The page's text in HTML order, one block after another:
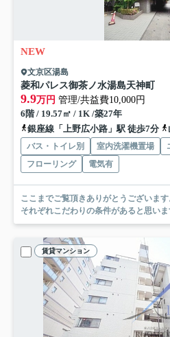
NEW
文京区湯島
菱和パレス御茶ノ水湯島天神町
9.9万円 管理/共益費10,000円
6階 / 19.57㎡ / 1K /築27年
銀座線「上野広小路」駅 徒歩7分
バス・トイレ別 室内洗濯機置場
フローリング
電気有
ここまでご覧頂きありがとうございます。 お部屋探しの際には、皆
それぞれこだわりの条件があると思い
賃貸マンション